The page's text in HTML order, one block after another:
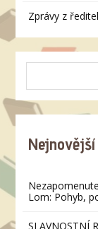
Zprávy z
Lom: Pohyb,
SLAVNOSTNÍ